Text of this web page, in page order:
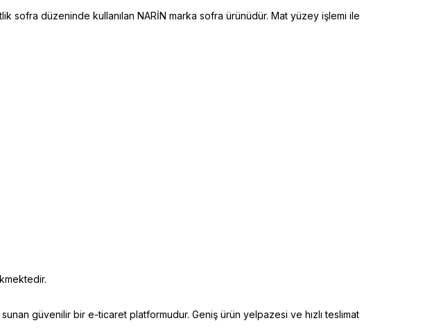
sofra düzeninde kullanılan NARİN marka sofra ürünüdür. Mat yüzey işlemi ile
güvenilir bir e-ticaret platformudur. Geniş ürün yelpazesi ve hızlı teslimat